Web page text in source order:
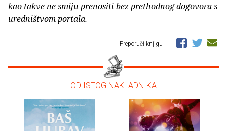
kao takve ne smiju prenositi bez prethodnog dogovora s
uredništvom portala.
Preporuči knjigu
– OD ISTOG NAKLADNIKA –